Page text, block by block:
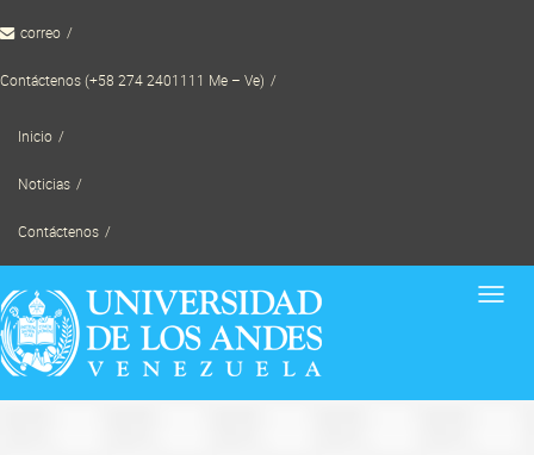
to correo
Contáctenos (+58 274 2401111 Me – Ve)
Inicio
Noticias
Contáctenos